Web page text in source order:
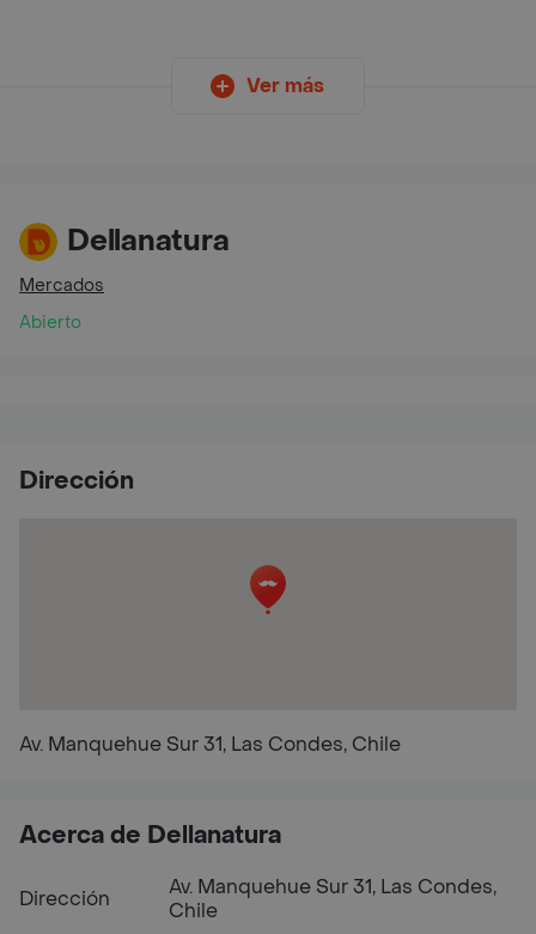
Ver más
Dellanatura
Mercados
Abierto
Dirección
Av. Manquehue Sur 31, Las Condes, Chile
Acerca de Dellanatura
Dirección
Av. Manquehue Sur 31, Las Condes,
Chile